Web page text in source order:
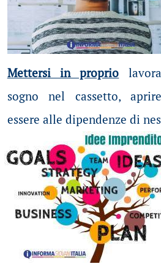
Mettersi in proprio
sogno nel cassetto,
essere alle dipendenze di